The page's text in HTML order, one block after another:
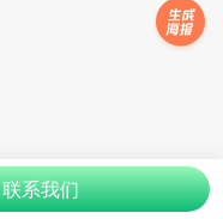
联系我们